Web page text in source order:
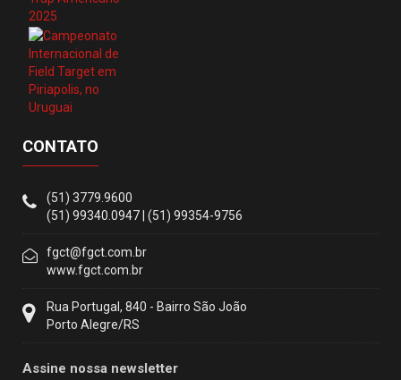
CONTATO
(51) 3779.9600
(51) 99340.0947 | (51) 99354-9756
fgct@fgct.com.br
www.fgct.com.br
Rua Portugal, 840 - Bairro São João
Porto Alegre/RS
Assine nossa newsletter